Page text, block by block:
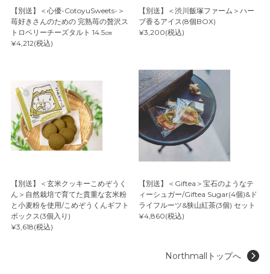
【別送】＜心優-CotoyuSweets-＞
苺好きさんのための 完熟苺の贅沢ス
トロベリーチーズタルト 14.5㎝
¥4,212(税込)
【別送】＜渋川飯塚ファーム＞ハー
ブ香るアイス(8個BOX)
¥3,200(税込)
【別送】＜玄米クッキーこめぞうく
ん＞自然栽培で育てた貴重な玄米粉
と小麦粉を使用/こめぞうくんギフト
ボックス(3個入り)
¥3,618(税込)
【別送】＜Giftea＞宝石のようなテ
ィーシュガー/Giftea Sugar(4個)&ド
ライフルーツ&狭山紅茶(3個) セット
¥4,860(税込)
Northmallトップへ